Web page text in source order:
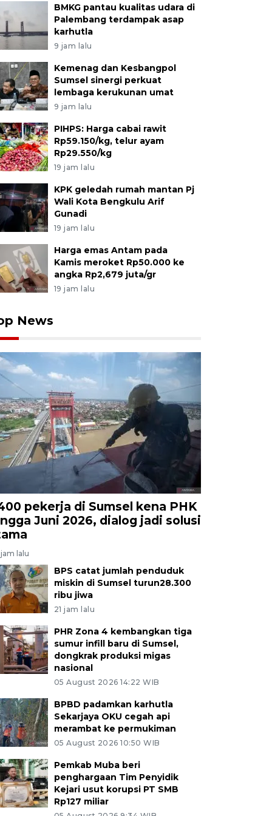
BMKG pantau kualitas udara di
Palembang terdampak asap
karhutla
9 jam lalu
Kemenag dan Kesbangpol
Sumsel sinergi perkuat
lembaga kerukunan umat
9 jam lalu
PIHPS: Harga cabai rawit
Rp59.150/kg, telur ayam
Rp29.550/kg
19 jam lalu
KPK geledah rumah mantan Pj
Wali Kota Bengkulu Arif
Gunadi
19 jam lalu
Harga emas Antam pada
Kamis meroket Rp50.000 ke
angka Rp2,679 juta/gr
19 jam lalu
News
pekerja di Sumsel kena PHK
Juni 2026, dialog jadi solusi
lalu
BPS catat jumlah penduduk
miskin di Sumsel turun28.300
ribu jiwa
21 jam lalu
PHR Zona 4 kembangkan tiga
sumur infill baru di Sumsel,
dongkrak produksi migas
nasional
05 August 2026 14:22 WIB
BPBD padamkan karhutla
Sekarjaya OKU cegah api
merambat ke permukiman
05 August 2026 10:50 WIB
Pemkab Muba beri
penghargaan Tim Penyidik
Kejari usut korupsi PT SMB
Rp127 miliar